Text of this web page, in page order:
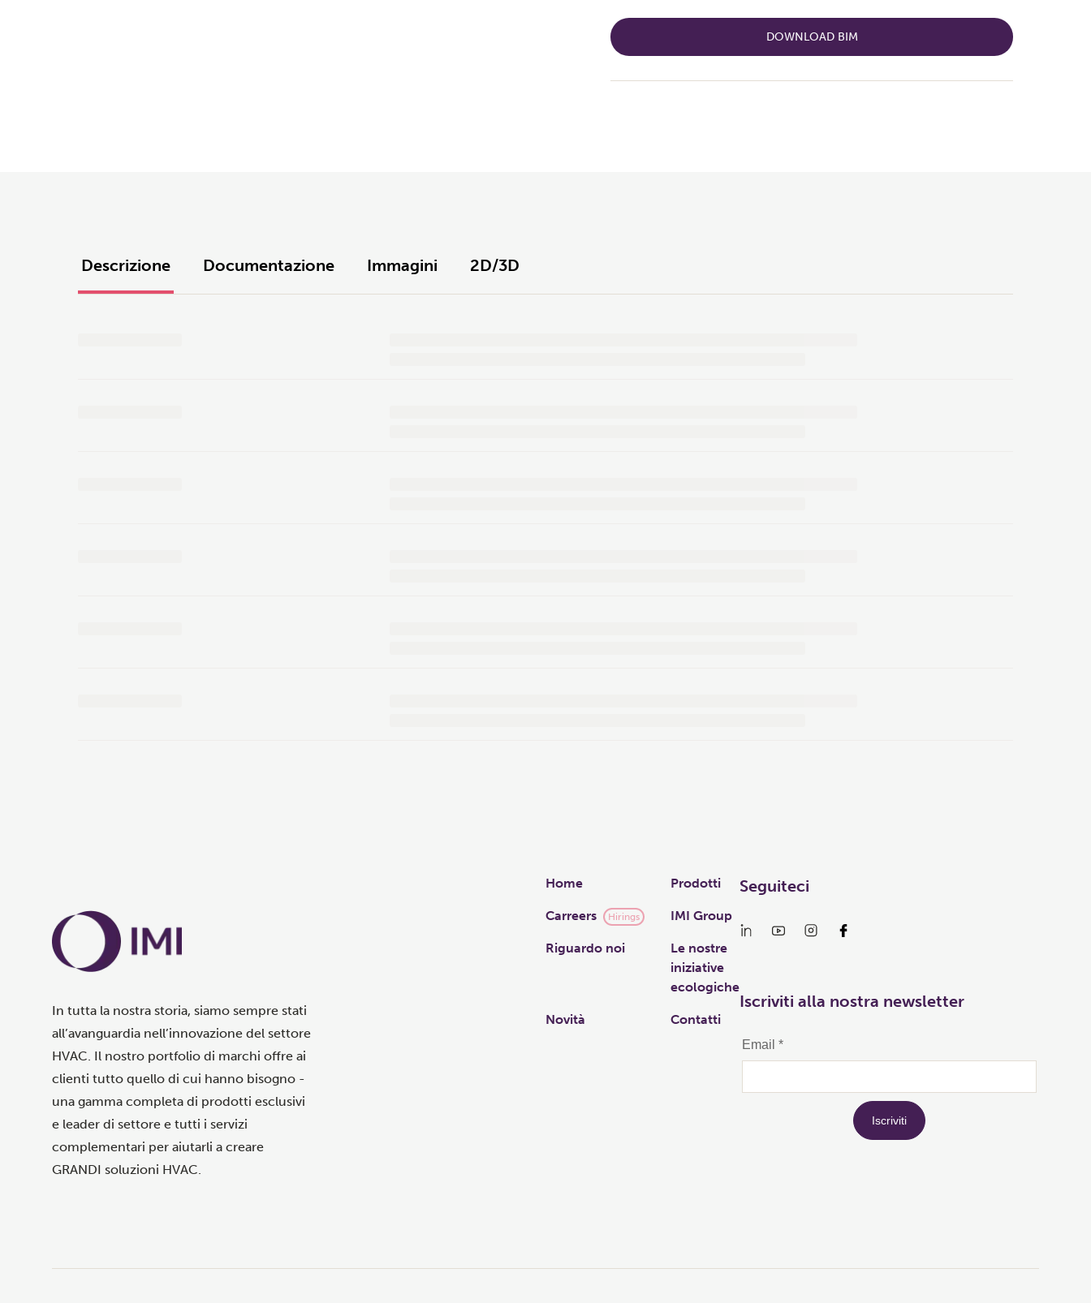
DOWNLOAD BIM
Descrizione Documentazione Immagini 2D/3D
In tutta la nostra storia, siamo sempre stati
all’avanguardia nell’innovazione del settore
HVAC. Il nostro portfolio di marchi offre ai
clienti tutto quello di cui hanno bisogno -
una gamma completa di prodotti esclusivi
e leader di settore e tutti i servizi
complementari per aiutarli a creare
GRANDI soluzioni HVAC.
Links
Home Prodotti
Carreers Hirings IMI Group
Riguardo noi
Le nostre
iniziative
ecologiche
Novità Contatti
Seguiteci
Iscriviti alla nostra newsletter